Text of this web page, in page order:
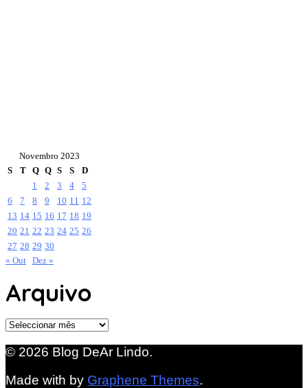
Novembro 2023
S
T Q Q S S
D
1
2 3 4
5
6
7 8 9 10 11 12
13 14 15 16 17 18 19
20 21 22 23 24 25 26
27 28 29 30
« Out Dez »
Arquivo
Arquivo
© 2026 Blog DeAr Lindo.
Made with by Graphene Themes.